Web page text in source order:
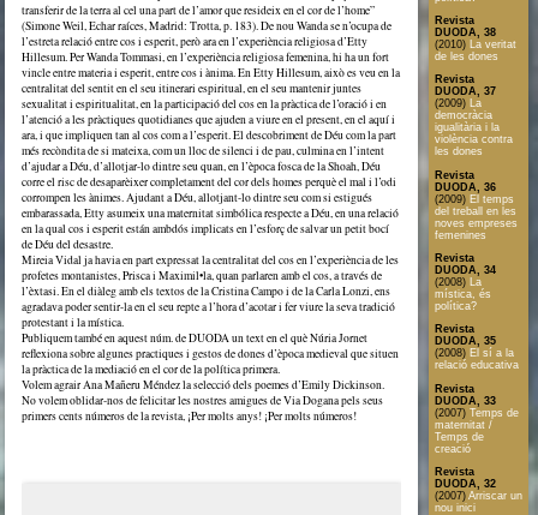
transferir de la terra al cel una part de l’amor que resideix en el cor de l’home”
(Simone Weil, Echar raíces, Madrid: Trotta, p. 183). De nou Wanda se n’ocupa de
l’estreta relació entre cos i esperit, però ara en l’experiència religiosa d’Etty
Hillesum. Per Wanda Tommasi, en l’experiència religiosa femenina, hi ha un fort
vincle entre materia i esperit, entre cos i ànima. En Etty Hillesum, això es veu en la
centralitat del sentit en el seu itinerari espiritual, en el seu mantenir juntes
sexualitat i espiritualitat, en la participació del cos en la pràctica de l’oració i en
l’atenció a les pràctiques quotidianes que ajuden a viure en el present, en el aquí i
ara, i que impliquen tan al cos com a l’esperit. El descobriment de Déu com la part
més recòndita de si mateixa, com un lloc de silenci i de pau, culmina en l’intent
d’ajudar a Déu, d’allotjar-lo dintre seu quan, en l’època fosca de la Shoah, Déu
corre el risc de desaparèixer completament del cor dels homes perquè el mal i l’odi
corrompen les ànimes. Ajudant a Déu, allotjant-lo dintre seu com si estigués
embarassada, Etty asumeix una maternitat simbólica respecte a Déu, en una relació
en la qual cos i esperit están ambdós implicats en l’esforç de salvar un petit bocí
de Déu del desastre.
Mireia Vidal ja havia en part expressat la centralitat del cos en l’experiència de les
profetes montanistes, Prisca i Maximil•la, quan parlaren amb el cos, a través de
l’èxtasi. En el diàleg amb els textos de la Cristina Campo i de la Carla Lonzi, ens
agradava poder sentir-la en el seu repte a l’hora d’acotar i fer viure la seva tradició
protestant i la mística.
Publiquem també en aquest núm. de DUODA un text en el què Núria Jornet
reflexiona sobre algunes practiques i gestos de dones d’època medieval que situen
la pràctica de la mediació en el cor de la política primera.
Volem agrair Ana Mañeru Méndez la selecció dels poemes d’Emily Dickinson.
No volem oblidar-nos de felicitar les nostres amigues de Via Dogana pels seus
primers cents números de la revista, ¡Per molts anys! ¡Per molts números!
Revista
DUODA, 38
(2010) La veritat
de les dones
Revista
DUODA, 37
(2009) La
democràcia
igualitària i la
violència contra
les dones
Revista
DUODA, 36
(2009) El temps
del treball en les
noves empreses
femenines
Revista
DUODA, 34
(2008)
La
mística, és
política?
Revista
DUODA, 35
(2008) El sí a la
relació educativa
Revista
DUODA, 33
(2007) Temps de
maternitat /
Temps de
creació
Revista
DUODA, 32
(2007) Arriscar un
nou inici